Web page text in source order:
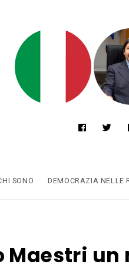
SONO DEMOCRAZIA NELLE
Maestri